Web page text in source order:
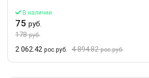
В наличии
75 руб.
178руб.
2 062.42 рос.руб. 4 894.82рос.руб.